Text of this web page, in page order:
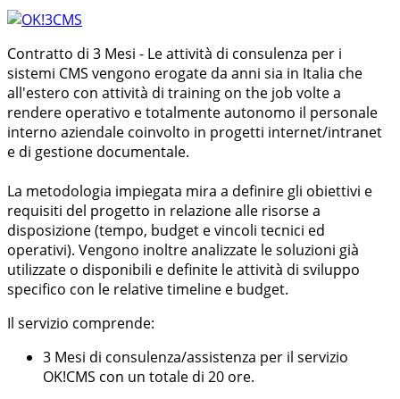
Contratto di 3 Mesi - Le attività di consulenza per i
sistemi CMS vengono erogate da anni sia in Italia che
all'estero con attività di training on the job volte a
rendere operativo e totalmente autonomo il personale
interno aziendale coinvolto in progetti internet/intranet
e di gestione documentale.
La metodologia impiegata mira a definire gli obiettivi e
requisiti del progetto in relazione alle risorse a
disposizione (tempo, budget e vincoli tecnici ed
operativi). Vengono inoltre analizzate le soluzioni già
utilizzate o disponibili e definite le attività di sviluppo
specifico con le relative timeline e budget.
Il servizio comprende:
3 Mesi di consulenza/assistenza per il servizio
OK!CMS con un totale di 20 ore.